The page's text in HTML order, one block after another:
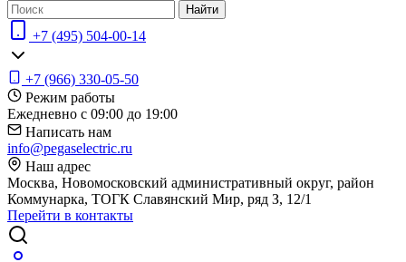
Найти
+7 (495) 504-00-14
+7 (966) 330-05-50
Режим работы
Ежедневно с 09:00 до 19:00
Написать нам
info@pegaselectric.ru
Наш адрес
Москва, Новомосковский административный округ, район
Коммунарка, ТОГК Славянский Мир, ряд З, 12/1
Перейти в контакты